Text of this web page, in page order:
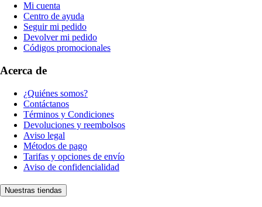
Mi cuenta
Centro de ayuda
Seguir mi pedido
Devolver mi pedido
Códigos promocionales
Acerca de
¿Quiénes somos?
Contáctanos
Términos y Condiciones
Devoluciones y reembolsos
Aviso legal
Métodos de pago
Tarifas y opciones de envío
Aviso de confidencialidad
Nuestras tiendas